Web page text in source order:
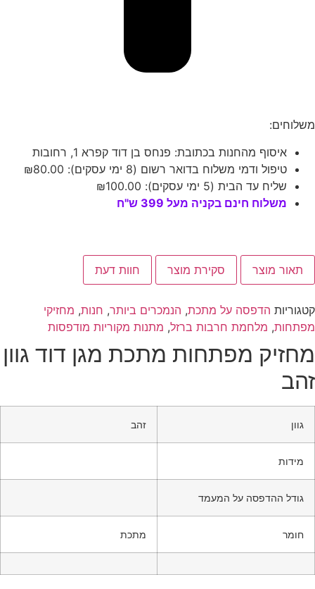
משלוחים:
איסוף מהחנות בכתובת: פנחס בן דוד קפרא 1, רחובות
טיפול ודמי משלוח בדואר רשום (8 ימי עסקים):
₪80.00
שליח עד הבית (5 ימי עסקים):
₪100.00
משלוח חינם בקניה מעל 399 ש"ח
תאור מוצר סקירת מוצר חוות דעת
קטגוריות הדפסה על מתכת, הנמכרים ביותר, חנות, מחזיקי
מפתחות, מלחמת חרבות ברזל, מתנות מקוריות מודפסות
מחזיק מפתחות מתכת מגן דוד גוון
זהב
גוון זהב
מידות
גודל ההדפסה על המעמד
חומר מתכת